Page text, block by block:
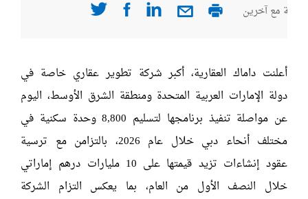
مع آخرين
أعلنت داماك العقارية، أكبر شركة تطوير عقاري خاصة في
دولة الإمارات العربية المتحدة ومنطقة الشرق الأوسط، اليوم
عن مواصلة تنفيذ برنامجها لتسليم 8,800 وحدة سكنية في
مختلف أنحاء دبي خلال عام 2026، بالتزامن مع ترسية
عقود إنشاءات تزيد قيمتها على 10 مليارات درهم إماراتي
خلال النصف الأول من العام، بما يعكس التزام الشركة